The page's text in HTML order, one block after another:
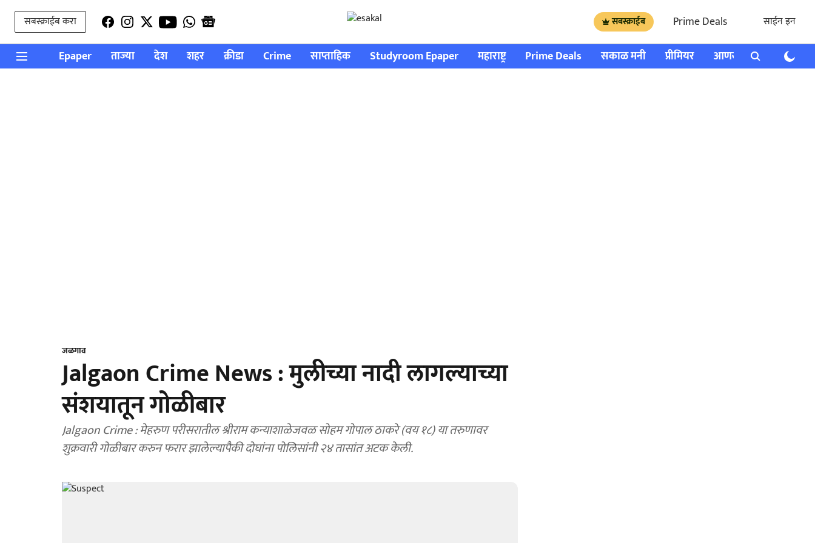
सबस्क्राईब करा सबस्क्राईब Prime Deals साईन इन
Epaper ताज्या देश शहर क्रीडा Crime साप्ताहिक Studyroom Epaper महाराष्ट्र Prime Deals सकाळ मनी प्रीमियर आणखी राशी भविष्य
जळगाव
Jalgaon Crime News : मुलीच्या नादी लागल्याच्या
संशयातून गोळीबार
Jalgaon Crime : मेहरुण परीसरातील श्रीराम कन्याशाळेजवळ सोहम गोपाल ठाकरे (वय १८) या तरुणावर
शुक्रवारी गोळीबार करुन फरार झालेल्यापैकी दोघांना पोलिसांनी २४ तासांत अटक केली.